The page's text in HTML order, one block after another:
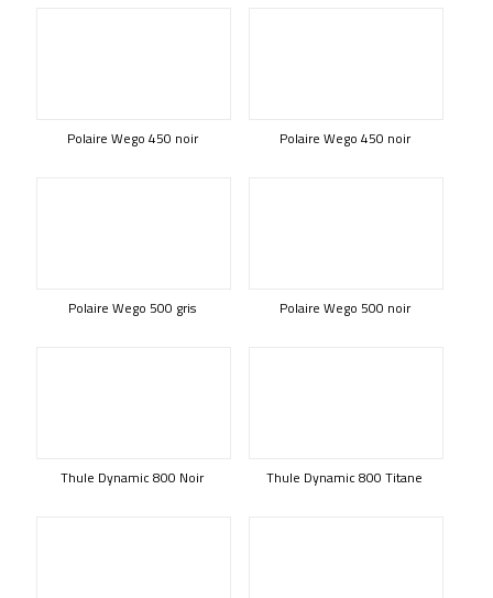
Polaire Wego 450 noir Polaire Wego 450 noir
Polaire Wego 500 gris Polaire Wego 500 noir
Thule Dynamic 800 Noir Thule Dynamic 800 Titane